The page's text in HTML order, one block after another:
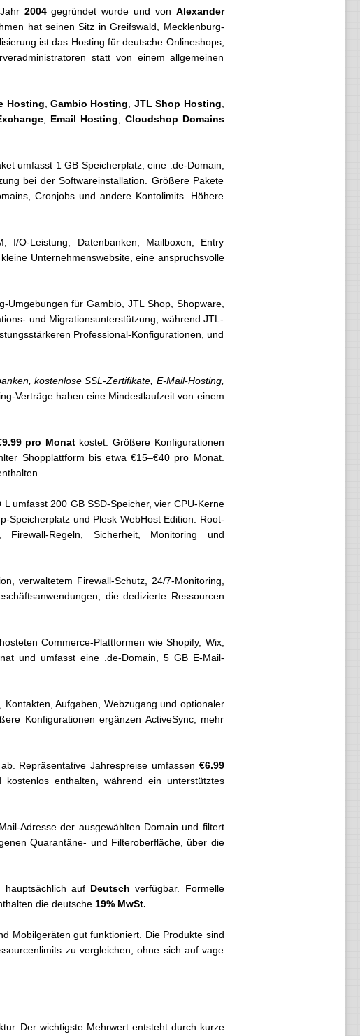
2004gegründet wurde und von Alexander
hat seinen Sitz in Greifswald, Mecklenburg-
ist das Hosting für deutsche Onlineshops,
statt von einem allgemeinen
Hosting Gambio Hosting JTL Shop Hosting
Email Hosting
Cloudshop Domains
umfasst 1 GB Speicherplatz, eine .de-Domain,
bei der Softwareinstallation. Größere Pakete
Cronjobs und andere Kontolimits. Höhere
I/O-Leistung, Datenbanken, Mailboxen, Entry
Unternehmenswebsite, eine anspruchsvolle
für Gambio, JTL Shop, Shopware,
und Migrationsunterstützung, während JTL-
Professional-Konfigurationen, und
kostenlose SSL-Zertifikate, E-Mail-Hosting,
Verträge haben eine Mindestlaufzeit von einem
pro Monatkostet. Größere Konfigurationen
Shopplattform bis etwa €15–€40 pro Monat.
umfasst 200 GB SSD-Speicher, vier CPU-Kerne
Speicherplatz und Plesk WebHost Edition. Root-
Regeln, Sicherheit, Monitoring und
verwaltetem Firewall-Schutz, 24/7-Monitoring,
die dedizierte Ressourcen
Commerce-Plattformen wie Shopify, Wix,
und umfasst eine .de-Domain, 5 GB E-Mail-
Aufgaben, Webzugang und optionaler
Konfigurationen ergänzen ActiveSync, mehr
Repräsentative Jahrespreise umfassen €6.99
enthalten, während ein unterstütztes
Adresse der ausgewählten Domain und filtert
Quarantäne- und Filteroberfläche, über die
hauptsächlich auf Deutsch verfügbar. Formelle
die deutsche 19% MwSt.
Mobilgeräten gut funktioniert. Die Produkte sind
zu vergleichen, ohne sich auf vage
Der wichtigste Mehrwert entsteht durch kurze